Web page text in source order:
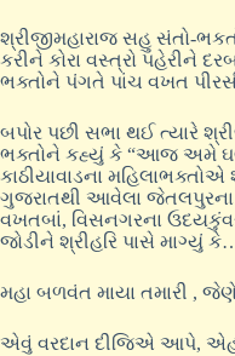
શ્રીજીમહારાજ સહુ સંતો-
કરીને કોરા વસ્ત્રો પહેરીને
ભક્તોને પંગતે પાંચ વખત
બપોર પછી સભા થઈ ત્યારે
ભક્તોને કહ્યું કે “આજ અમે
કાઠીયાવાડના મહિલાભક્તોએ
ગુજરાતથી આવેલા જેતલપુરના
વખતબાં, વિસનગરના
જોડીને શ્રીહરિ પાસે માગ્યું
મહા બળવંત માયા તમારી ,
એવું વરદાન દીજિએ આપે, એહ